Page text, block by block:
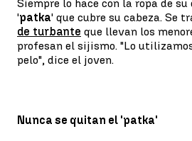
Siempre lo hace con la ropa de
'patka' que cubre su cabeza. Se
de turbante que llevan los
profesan el sijismo. "Lo
pelo", dice el joven.
Nunca se quitan el 'patka'